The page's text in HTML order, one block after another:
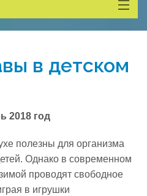
в детском
2018 год
полезны для организма
Однако в современном
проводят свободное
в игрушки